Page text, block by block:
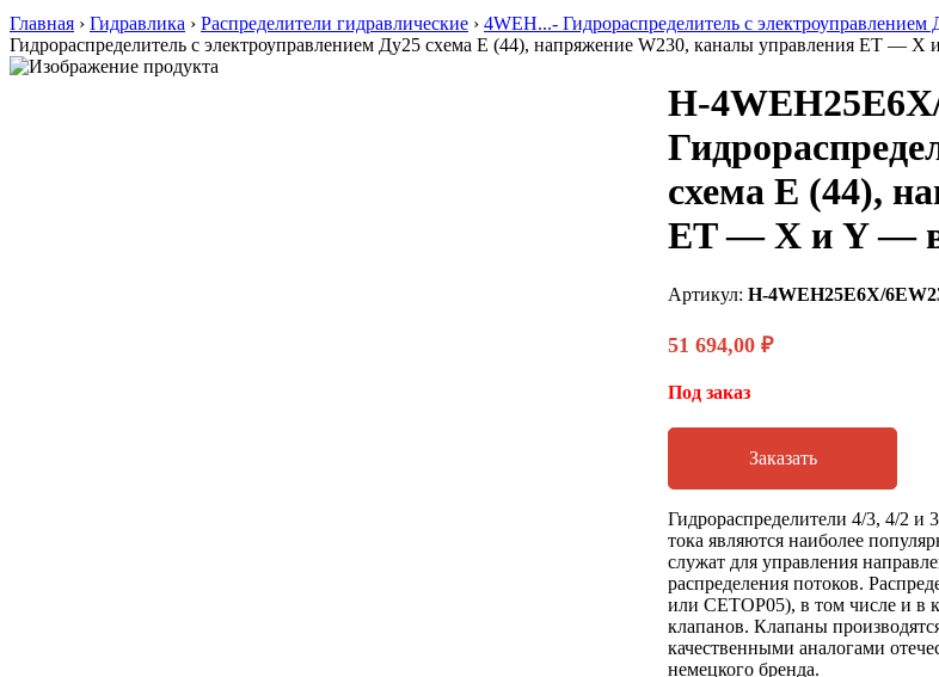
Главная › Гидравлика › Распределители гидравлические › 4WEH...- Гидрораспределитель с электроуправлением
Гидрораспределитель с электроуправлением Ду25 схема E (44), напряжение W230, каналы управления ET —
H-
схема E (44),
ET — X и Y —
Артикул:H-4WEH25E6X/
51 694,00₽
Под заказ
Заказать
Гидрораспределители 4/3, 4/2 и
тока являются наиболее
служат для управления
распределения потоков.
или CETOP05), в том числе и в
клапанов. Клапаны
качественными аналогами
немецкого бренда.